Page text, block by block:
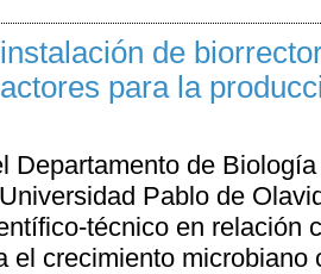
de
para la
Departamento de
Pablo de
técnico en relación
el crecimiento microbiano